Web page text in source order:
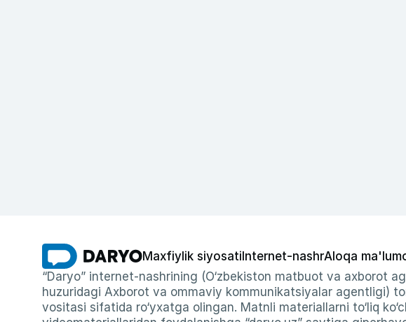
Maxfiylik siyosati Internet-nashrAloqa
“Daryo” internet-nashrining (O‘zbekiston matbuot va axborot
huzuridagi Axborot va ommaviy kommunikatsiyalar agentligi)
vositasi sifatida ro‘yxatga olingan. Matnli materiallarni to‘liq